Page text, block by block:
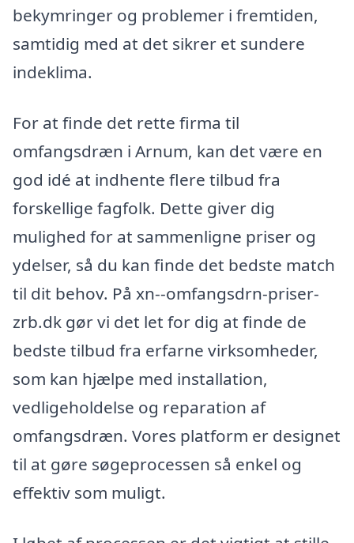
bekymringer og problemer i fremtiden,
samtidig med at det sikrer et sundere
indeklima.
For at finde det rette firma til
omfangsdræn i Arnum, kan det være en
god idé at indhente flere tilbud fra
forskellige fagfolk. Dette giver dig
mulighed for at sammenligne priser og
ydelser, så du kan finde det bedste match
til dit behov. På xn--omfangsdrn-priser-
zrb.dk gør vi det let for dig at finde de
bedste tilbud fra erfarne virksomheder,
som kan hjælpe med installation,
vedligeholdelse og reparation af
omfangsdræn. Vores platform er designet
til at gøre søgeprocessen så enkel og
effektiv som muligt.